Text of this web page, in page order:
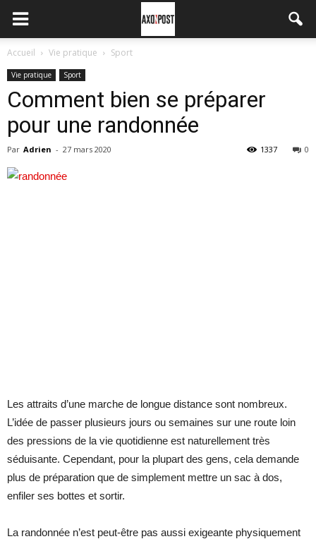
Accueil Vie pratique Sport
Vie pratique Sport
Comment bien se préparer
pour une randonnée
Par Adrien - 27 mars 2020 0
1337
Les attraits d’une marche de longue distance sont nombreux.
L’idée de passer plusieurs jours ou semaines sur une route loin
des pressions de la vie quotidienne est naturellement très
séduisante. Cependant, pour la plupart des gens, cela demande
plus de préparation que de simplement mettre un sac à dos,
enfiler ses bottes et sortir.
La randonnée n’est peut-être pas aussi exigeante physiquement